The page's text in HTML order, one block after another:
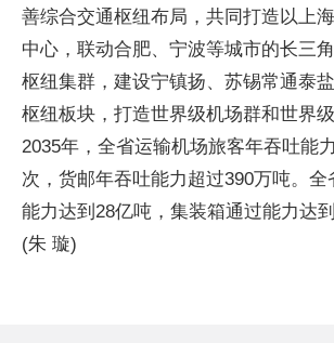
善综合交通枢纽布局，共同打造以上
中心，联动合肥、宁波等城市的长三
枢纽集群，建设宁镇扬、苏锡常通泰
枢纽板块，打造世界级机场群和世界
2035年，全省运输机场旅客年吞吐能
次，货邮年吞吐能力超过390万吨。全
能力达到28亿吨，集装箱通过能力达到
(朱 璇)